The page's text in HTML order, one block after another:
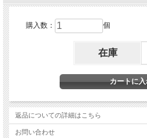
購入数： 個
在庫
返品についての詳細はこちら
お問い合わせ